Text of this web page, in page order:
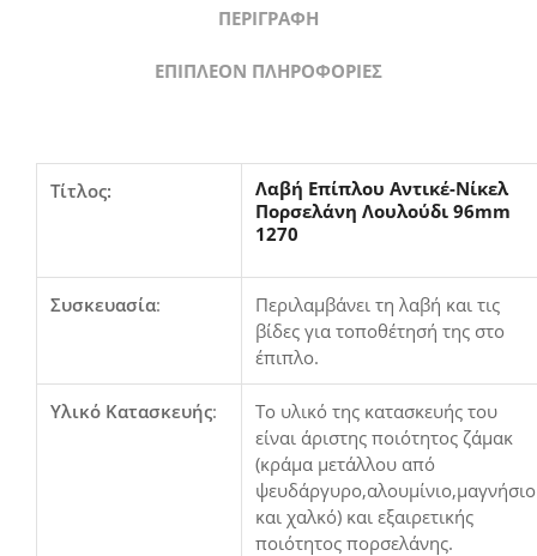
ΠΕΡΙΓΡΑΦΉ
ΕΠΙΠΛΈΟΝ ΠΛΗΡΟΦΟΡΊΕΣ
Τίτλος:
Λαβή Επίπλου Αντικέ-Νίκελ
Πορσελάνη Λουλούδι 96mm
1270
Συσκευασία:
Περιλαμβάνει τη λαβή και τις
βίδες για τοποθέτησή της στο
έπιπλο.
Υλικό Κατασκευής:
Το υλικό της κατασκευής του
είναι άριστης ποιότητος ζάμακ
(κράμα μετάλλου από
ψευδάργυρο,αλουμίνιο,μαγνήσιο
και χαλκό) και εξαιρετικής
ποιότητος πορσελάνης.